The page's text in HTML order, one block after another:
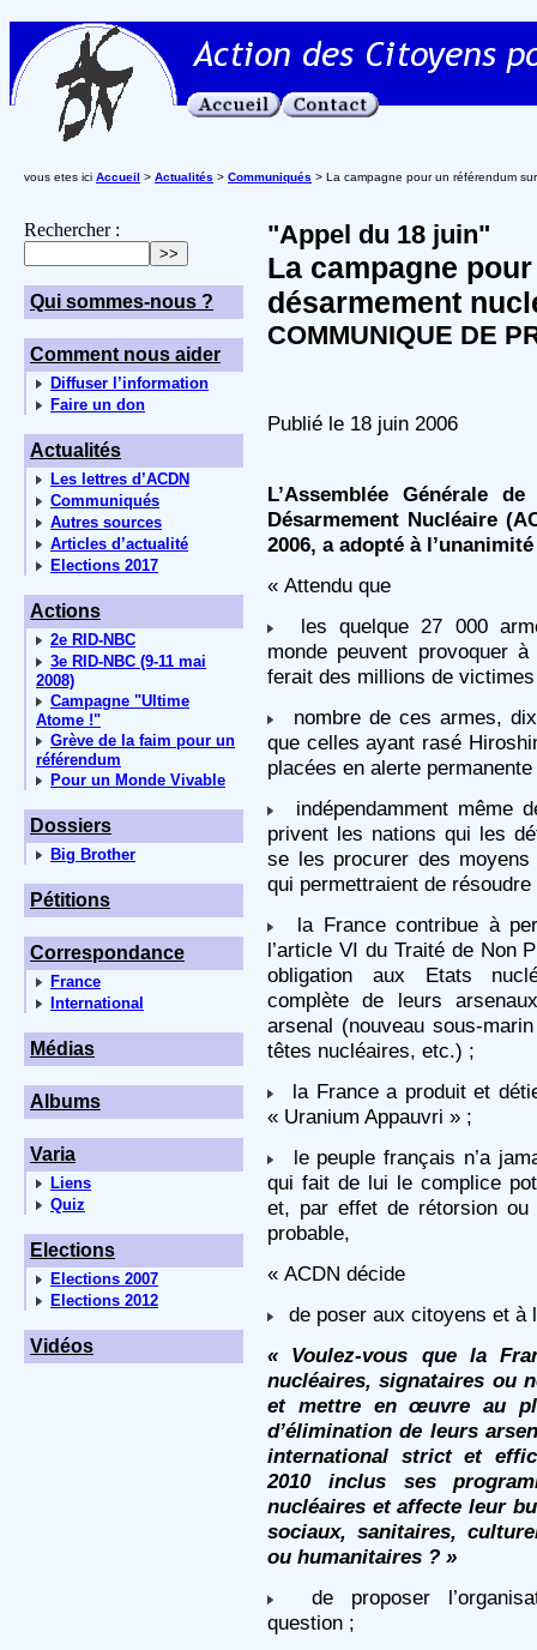
vous etes ici Accueil > Actualités > Communiqués > La campagne pour un référendum
Rechercher :
Qui sommes-nous ?
Comment nous aider
Diffuser l’information
Faire un don
Actualités
Les lettres d’ACDN
Communiqués
Autres sources
Articles d’actualité
Elections 2017
Actions
2e RID-NBC
3e RID-NBC (9-11 mai
2008)
Campagne "Ultime
Atome !"
Grève de la faim pour un
référendum
Pour un Monde Vivable
Dossiers
Big Brother
Pétitions
Correspondance
France
International
Médias
Albums
Varia
Liens
Quiz
Elections
Elections 2007
Elections 2012
Vidéos
"Appel du 18 juin"
La campagne
désarmement
COMMUNIQUE DE
Publié le 18 juin 2006
L’Assemblée Générale
Désarmement Nucléaire
2006, a adopté à
« Attendu que
les quelque 27 000
monde peuvent provoquer
ferait des millions de
nombre de ces armes,
que celles ayant rasé
placées en alerte permanente
indépendamment même
privent les nations qui les
se les procurer des
qui permettraient de
la France contribue à
l’article VI du Traité de Non
obligation aux Etats
complète de leurs
arsenal (nouveau sous-
têtes nucléaires, etc.) ;
la France a produit et
« Uranium Appauvri » ;
le peuple français n’a
qui fait de lui le complice
et, par effet de rétorsion
probable,
« ACDN décide
de poser aux citoyens et à
« Voulez-vous que la
nucléaires, signataires ou
et mettre en œuvre au
d’élimination de leurs
international strict et
2010 inclus ses
nucléaires et affecte leur
sociaux, sanitaires,
ou humanitaires ? »
de proposer
question ;